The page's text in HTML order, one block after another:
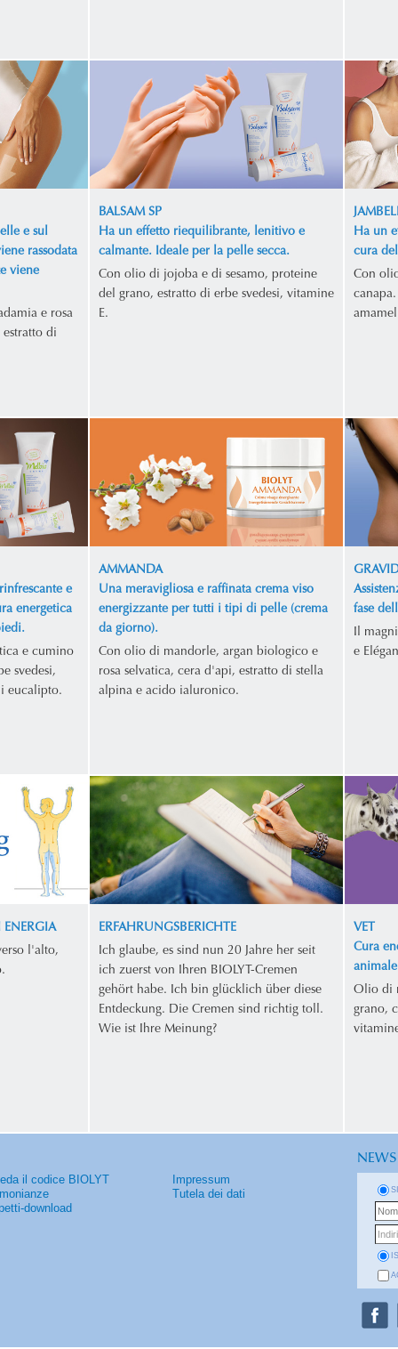
e sul
rassodata
viene
e rosa
estratto di
BALSAM SP
Ha un effetto riequilibrante, lenitivo e
calmante. Ideale per la pelle secca.
Con olio di jojoba e di sesamo, proteine
del grano, estratto di erbe svedesi, vitamine
E.
Ha un
cura
Con
e
energetica
e cumino
svedesi,
eucalipto.
AMMANDA
Una meravigliosa e raffinata crema viso
energizzante per tutti i tipi di pelle (crema
da giorno).
Con olio di mandorle, argan biologico e
rosa selvatica, cera d'api, estratto di stella
alpina e acido ialuronico.
fase
Il
e
l'alto,
ERFAHRUNGSBERICHTE
Ich glaube, es sind nun 20 Jahre her seit
ich zuerst von Ihren BIOLYT-Cremen
gehört habe. Ich bin glücklich über diese
Entdeckung. Die Cremen sind richtig toll.
Wie ist Ihre Meinung?
VET
Cura
Olio di
grano,
il codice BIOLYT
download
Impressum
Tutela dei dati